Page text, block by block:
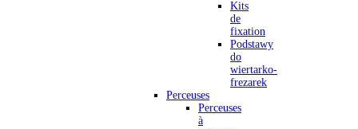
Kits
de
fixation
Podstawy
do
wiertarko-
frezarek
Perceuses
Perceuses
à